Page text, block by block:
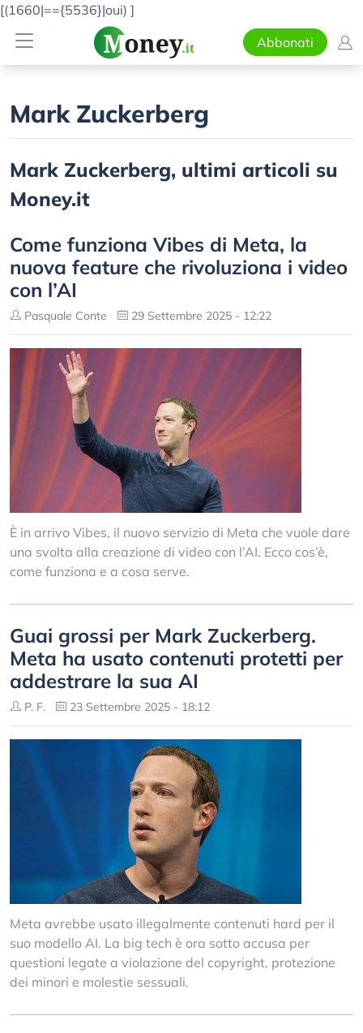
[(1660|=={5536}|oui) ]
Abbonati
Mark Zuckerberg
Mark Zuckerberg, ultimi articoli su
Money.it
Come funziona Vibes di Meta, la
nuova feature che rivoluziona i video
con l’AI
Pasquale Conte 29 Settembre 2025 - 12:22
È in arrivo Vibes, il nuovo servizio di Meta che vuole dare
una svolta alla creazione di video con l’AI. Ecco cos’è,
come funziona e a cosa serve.
Guai grossi per Mark Zuckerberg.
Meta ha usato contenuti protetti per
addestrare la sua AI
P. F. 23 Settembre 2025 - 18:12
Meta avrebbe usato illegalmente contenuti hard per il
suo modello AI. La big tech è ora sotto accusa per
questioni legate a violazione del copyright, protezione
dei minori e molestie sessuali.